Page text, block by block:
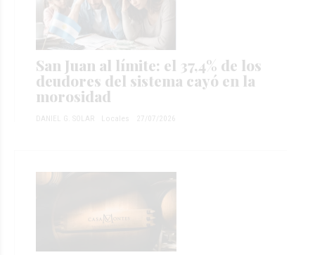
San Juan al límite: el 37,4% de los
deudores del sistema cayó en la
morosidad
DANIEL G. SOLAR Locales 27/07/2026